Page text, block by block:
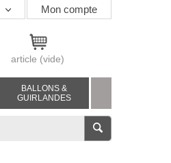
Mon compte
article (vide)
BALLONS &
GUIRLANDES
V